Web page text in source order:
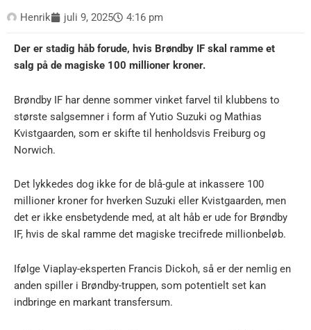
Henrik juli 9, 2025 4:16 pm
Der er stadig håb forude, hvis Brøndby IF skal ramme et
salg på de magiske 100 millioner kroner.
Brøndby IF har denne sommer vinket farvel til klubbens to
største salgsemner i form af Yutio Suzuki og Mathias
Kvistgaarden, som er skifte til henholdsvis Freiburg og
Norwich.
Det lykkedes dog ikke for de blå-gule at inkassere 100
millioner kroner for hverken Suzuki eller Kvistgaarden, men
det er ikke ensbetydende med, at alt håb er ude for Brøndby
IF, hvis de skal ramme det magiske trecifrede millionbeløb.
Ifølge Viaplay-eksperten Francis Dickoh, så er der nemlig en
anden spiller i Brøndby-truppen, som potentielt set kan
indbringe en markant transfersum.